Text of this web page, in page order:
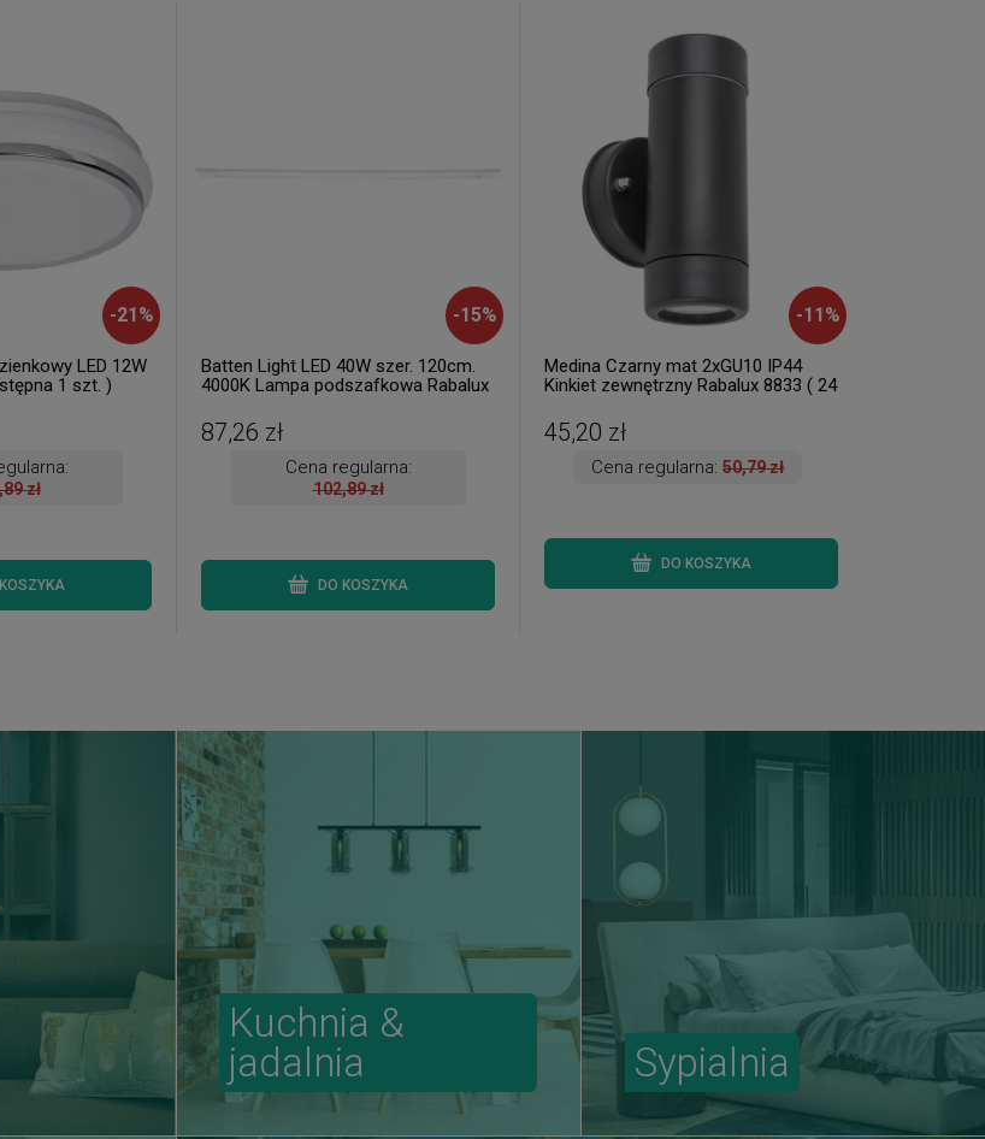
-21 %
LED 12W
1 szt. )
zł
-15%
Batten Light LED 40W szer. 120cm.
4000K Lampa podszafkowa Rabalux
Wysyłka 24 h. )
87,26 zł
Cena regularna:
102,89 zł
DO KOSZYKA
-11 %
Medina Czarny mat 2xGU10 IP44
Kinkiet zewnętrzny Rabalux 8833 ( 24
45,20 zł
Cena regularna:50,79 zł
DO KOSZYKA
Kuchnia &
jadalnia
Sypialnia